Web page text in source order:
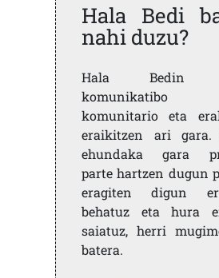
Hala Bedi
nahi duzu?
Hala Bedin
komunitario eta
eraikitzen ari gara.
ehundaka gara
parte hartzen dugun
eragiten digun
behatuz eta hura
saiatuz, herri
batera.